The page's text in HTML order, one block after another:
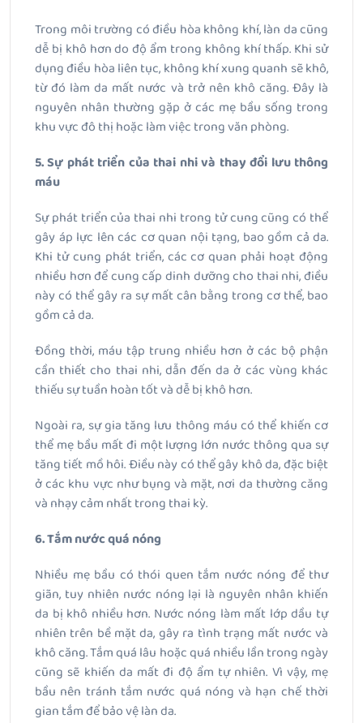
Trong môi trường có điều hòa không khí, làn da cũng
dễ bị khô hơn do độ ẩm trong không khí thấp. Khi sử
dụng điều hòa liên tục, không khí xung quanh sẽ khô,
từ đó làm da mất nước và trở nên khô căng. Đây là
nguyên nhân thường gặp ở các mẹ bầu sống trong
khu vực đô thị hoặc làm việc trong văn phòng.
5. Sự phát triển của thai nhi và thay đổi lưu thông
máu
Sự phát triển của thai nhi trong tử cung cũng có thể
gây áp lực lên các cơ quan nội tạng, bao gồm cả da.
Khi tử cung phát triển, các cơ quan phải hoạt động
nhiều hơn để cung cấp dinh dưỡng cho thai nhi, điều
này có thể gây ra sự mất cân bằng trong cơ thể, bao
gồm cả da.
Đồng thời, máu tập trung nhiều hơn ở các bộ phận
cần thiết cho thai nhi, dẫn đến da ở các vùng khác
thiếu sự tuần hoàn tốt và dễ bị khô hơn.
Ngoài ra, sự gia tăng lưu thông máu có thể khiến cơ
thể mẹ bầu mất đi một lượng lớn nước thông qua sự
tăng tiết mồ hôi. Điều này có thể gây khô da, đặc biệt
ở các khu vực như bụng và mặt, nơi da thường căng
và nhạy cảm nhất trong thai kỳ.
6. Tắm nước quá nóng
Nhiều mẹ bầu có thói quen tắm nước nóng để thư
giãn, tuy nhiên nước nóng lại là nguyên nhân khiến
da bị khô nhiều hơn. Nước nóng làm mất lớp dầu tự
nhiên trên bề mặt da, gây ra tình trạng mất nước và
khô căng. Tắm quá lâu hoặc quá nhiều lần trong ngày
cũng sẽ khiến da mất đi độ ẩm tự nhiên. Vì vậy, mẹ
bầu nên tránh tắm nước quá nóng và hạn chế thời
gian tắm để bảo vệ làn da.